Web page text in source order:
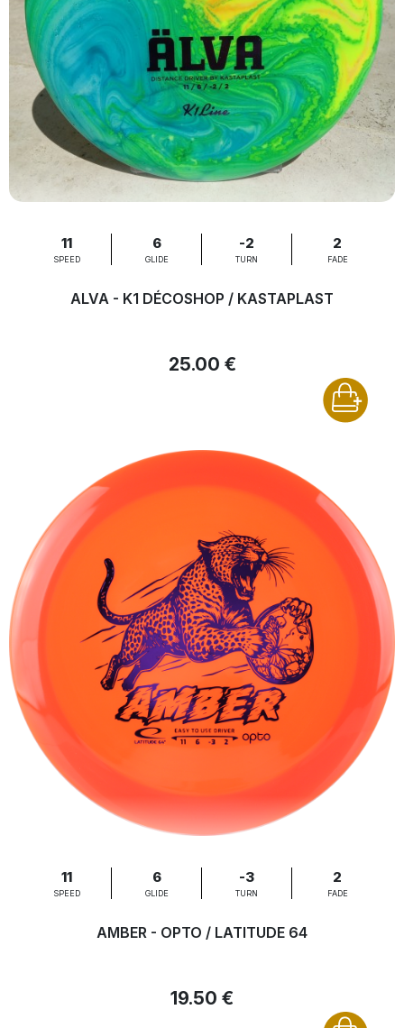
11
SPEED
6
GLIDE
-2
TURN
2
FADE
ALVA - K1 DÉCOSHOP / KASTAPLAST
25.00 €
11
SPEED
6
GLIDE
-3
TURN
2
FADE
AMBER - OPTO / LATITUDE 64
19.50 €